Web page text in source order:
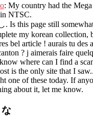
: My country had the
NTSC.
. Is this page still
my korean collection,
bel article ! aurais tu des
? j aimerais faire
where can I find a
is the only site that I
one of these today. If
about it, let me know.